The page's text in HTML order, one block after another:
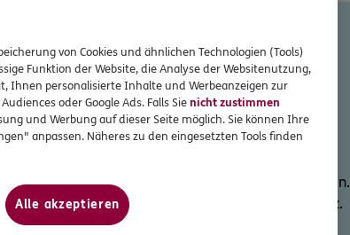
Amts- und Diensthaftpflicht
springen ein, wenn Sie als Beamter oder
Ausübung Ihres Amtes einem Dritten Schaden zufügen.
Gilt auch für öffentliche/hoheitliche Ehrenämter wie z.
B. freiwillige Feuerwehr, Bürgermeister, Laienrichter.
von Cookies und ähnlichen Technologien (Tools)
Funktion der Website, die Analyse der Websitenutzung,
Ihnen personalisierte Inhalte und Werbeanzeigen zur
oder Google Ads. Falls Sienicht zustimmen
und Werbung auf dieser Seite möglich. Sie können Ihre
anpassen. Näheres zu den eingesetzten Tools finden
Alle akzeptieren